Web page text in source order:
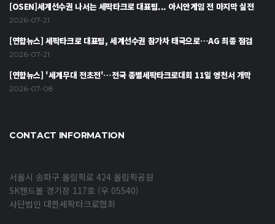
[OSEN]세계선수권 나서는 세팍타크로 대표팀... 아시안게임 전 마지막 실전
2026-07-21
[연합뉴스] 세팍타크로 대표팀, 세계선수권 참가차 태국으로…AG 최종 점검
2026-07-21
[연합뉴스] '세계무대 전초전'…전국 종별세팍타크로대회 11일 영천서 개막
2026-07-08
CONTACT INFORMATION
서울시 송파구 올림픽로 424 올림픽공원
SK핸드볼 경기장 117호 (우 05540)
사단법인 대한세팍타크로협회